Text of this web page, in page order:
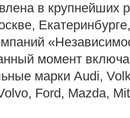
в крупнейших
момент
марки Audi,
Ford, Mazda,